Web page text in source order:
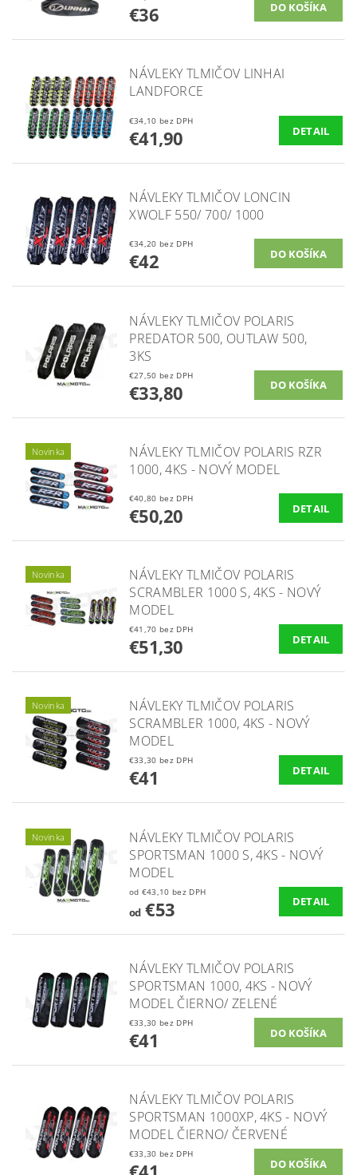
€36
NÁVLEKY TLMIČOV LINHAI
LANDFORCE
€34,10 bez DPH
€41,90 DETAIL
NÁVLEKY TLMIČOV LONCIN
XWOLF 550/ 700/ 1000
€34,20 bez DPH
€42
NÁVLEKY TLMIČOV POLARIS
PREDATOR 500, OUTLAW 500,
3KS
€27,50 bez DPH
€33,80
Novinka
NÁVLEKY TLMIČOV POLARIS RZR
1000, 4KS - NOVÝ MODEL
€40,80 bez DPH
€50,20 DETAIL
Novinka
NÁVLEKY TLMIČOV POLARIS
SCRAMBLER 1000 S, 4KS - NOVÝ
MODEL
€41,70 bez DPH
€51,30 DETAIL
Novinka
NÁVLEKY TLMIČOV POLARIS
SCRAMBLER 1000, 4KS - NOVÝ
MODEL
€33,30 bez DPH
€41 DETAIL
Novinka
NÁVLEKY TLMIČOV POLARIS
SPORTSMAN 1000 S, 4KS - NOVÝ
MODEL
od €43,10 bez DPH
od€53 DETAIL
NÁVLEKY TLMIČOV POLARIS
SPORTSMAN 1000, 4KS - NOVÝ
MODEL ČIERNO/ ZELENÉ
€33,30 bez DPH
€41
NÁVLEKY TLMIČOV POLARIS
SPORTSMAN 1000XP, 4KS - NOVÝ
MODEL ČIERNO/ ČERVENÉ
€33,30 bez DPH